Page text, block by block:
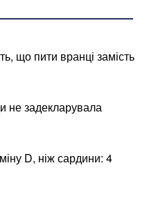
що пити вранці замість
не задекларувала
D, ніж сардини: 4